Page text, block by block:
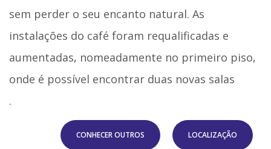
sem perder o seu encanto natural. As
instalações do café foram requalificadas e
aumentadas, nomeadamente no primeiro piso,
onde é possível encontrar duas novas salas
.
CONHECER OUTROS LOCALIZAÇÃO